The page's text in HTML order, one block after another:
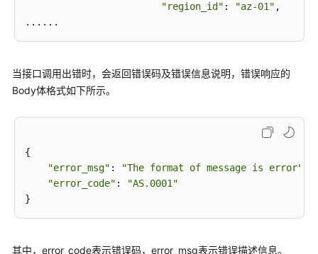
排-
栈
源
执
行
"region_id" : "az-01" ,
当接口调用出错时，会返回错误码及错误信息说明，错误响应的
Body体格式如下所示。
{
"error_msg" : "The format of message is error"
"error_code" :
"AS.0001"
其中，error_code表示错误码，error_msg表示错误描述信息。